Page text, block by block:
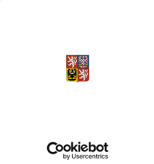
CHOOSE AN AREA:
SOCIAL DIALOGUE